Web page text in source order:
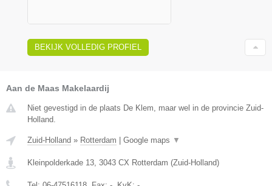
BEKIJK VOLLEDIG PROFIEL
Aan de Maas Makelaardij
Niet gevestigd in de plaats De Klem, maar wel in de provincie Zuid-
Holland.
Zuid-Holland » Rotterdam Google maps ▼
Kleinpolderkade 13, 3043 CX Rotterdam (Zuid-Holland)